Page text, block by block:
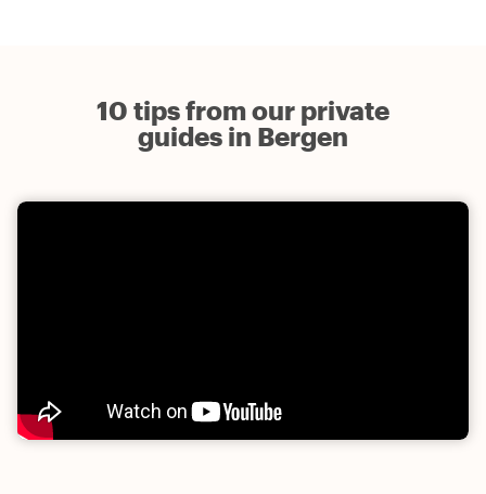
10 tips from our private
guides in Bergen